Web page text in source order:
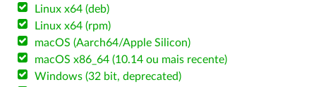
Linux x64 (deb)
Linux x64 (rpm)
macOS (Aarch64/Apple Silicon)
macOS x86_64 (10.14 ou mais recente)
Windows (32 bit, deprecated)